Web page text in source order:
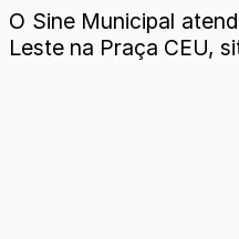
O Sine Municipal
Leste na Praça CEU,